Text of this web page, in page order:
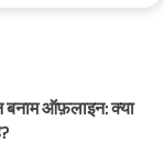
बनाम ऑफ़लाइन: क्या